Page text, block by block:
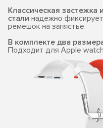
Классическая
стали надежно фиксирует
ремешок на запястье.
В комплекте два
Подходит для Apple watch